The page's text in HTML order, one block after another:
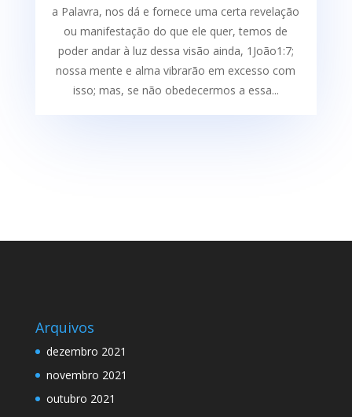
a Palavra, nos dá e fornece uma certa re­velação
ou manifestação do que ele quer, temos de
poder andar à luz dessa visão ainda, 1João1:7;
nossa mente e alma vibrarão em excesso com
isso; mas, se não obedecermos a essa...
Arquivos
dezembro 2021
novembro 2021
outubro 2021